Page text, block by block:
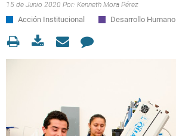
15 de Junio 2020 Por: Kenneth Mora Pérez
Acción Institucional Desarrollo Humano